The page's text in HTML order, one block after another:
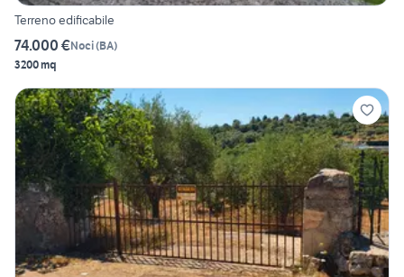
Terreno edificabile
74.000 €Noci(BA)
3200 mq